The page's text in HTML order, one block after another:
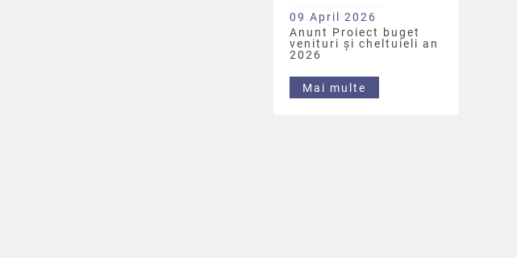
09 April 2026
Anunt Proiect buget
venituri și cheltuieli an
2026
Mai multe